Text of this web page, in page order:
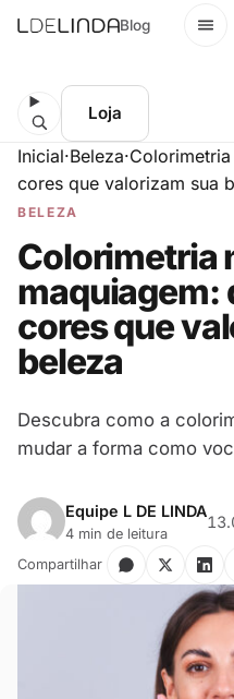
Blog Menu
Loja
Inicial·Beleza·
cores que valorizam sua
BELEZA
Colorimetria
maquiagem:
cores que
beleza
Descubra como a
mudar a forma como
Equipe L DE LINDA
4 min de leitura
Compartilhar